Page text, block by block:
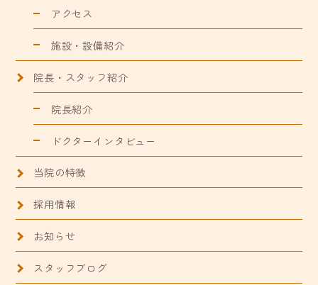
アクセス
施設・設備紹介
院長・スタッフ紹介
院長紹介
ドクターインタビュー
当院の特徴
採用情報
お知らせ
スタッフブログ